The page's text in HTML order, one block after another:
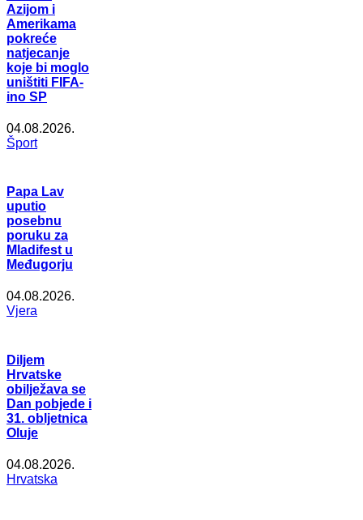
Azijom i
Amerikama
pokreće
natjecanje
koje bi moglo
uništiti FIFA-
ino SP
04.08.2026.
Šport
Papa Lav
uputio
posebnu
poruku za
Mladifest u
Međugorju
04.08.2026.
Vjera
Diljem
Hrvatske
obilježava se
Dan pobjede i
31. obljetnica
Oluje
04.08.2026.
Hrvatska